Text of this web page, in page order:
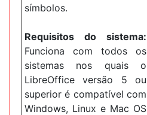
símbolos.
Requisitos do sistema:
Funciona com todos os
sistemas nos quais o
LibreOffice versão 5 ou
superior é compatível com
Windows, Linux e Mac OS